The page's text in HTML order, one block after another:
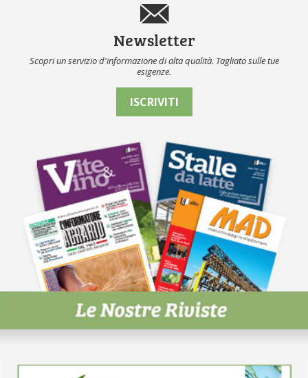
Newsletter
Scopri un servizio d'informazione di alta qualità. Tagliato sulle tue
esigenze.
ISCRIVITI